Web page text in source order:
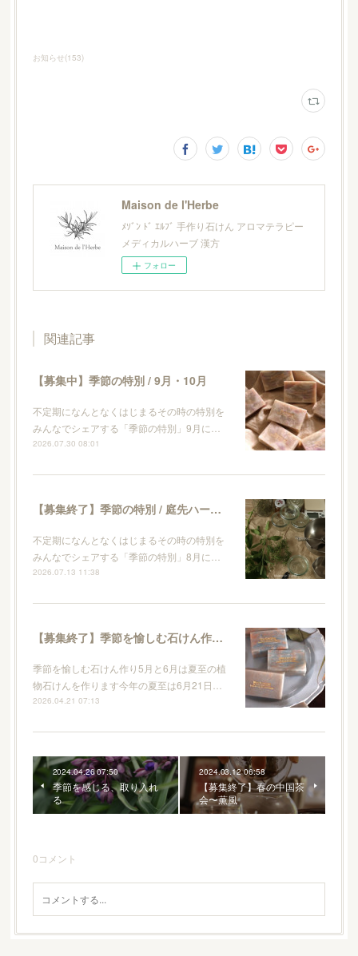
お知らせ(153)
Maison de l'Herbe
ﾒｿﾞﾝ ﾄﾞ ｴﾙﾌﾞ 手作り石けん アロマテラピー
メディカルハーブ 漢方
フォロー
関連記事
【募集中】季節の特別 / 9月・10月
不定期になんとなくはじまるその時の特別を
みんなでシェアする「季節の特別」9月に…
2026.07.30 08:01
【募集終了】季節の特別 / 庭先ハーブとレモンのキッチンソープ作り
不定期になんとなくはじまるその時の特別を
みんなでシェアする「季節の特別」8月に…
2026.07.13 11:38
【募集終了】季節を愉しむ石けん作り / 5月夏至の植物石けん
季節を愉しむ石けん作り5月と6月は夏至の植
物石けんを作ります今年の夏至は6月21日…
2026.04.21 07:13
2024.04.26 07:50
季節を感じる、取り入れ
る
2024.03.12 06:58
【募集終了】春の中国茶
会〜薫風
0コメント